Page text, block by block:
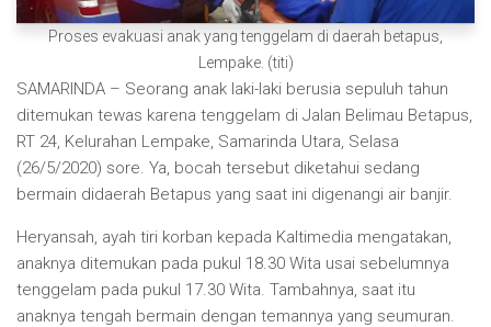
Proses evakuasi anak yang tenggelam di daerah betapus,
Lempake. (titi)
SAMARINDA – Seorang anak laki-laki berusia sepuluh tahun
ditemukan tewas karena tenggelam di Jalan Belimau Betapus,
RT 24, Kelurahan Lempake, Samarinda Utara, Selasa
(26/5/2020) sore. Ya, bocah tersebut diketahui sedang
bermain didaerah Betapus yang saat ini digenangi air banjir.
Heryansah, ayah tiri korban kepada Kaltimedia mengatakan,
anaknya ditemukan pada pukul 18.30 Wita usai sebelumnya
tenggelam pada pukul 17.30 Wita. Tambahnya, saat itu
anaknya tengah bermain dengan temannya yang seumuran.